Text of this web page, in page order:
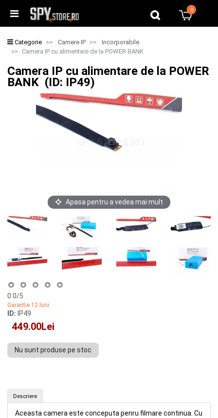
0
Categorie Camere IP
Incorporabile
Camera IP cu alimentare de la POWER BANK
Camera IP cu alimentare de la POWER
BANK (ID: IP49)
Apasa pentru a vedea mai mult
0.0/5
Garantie 12 luni.
ID: IP49
449.00Lei
Nu sunt produse pe stoc
Descriere
Aceasta camera este conceputa penru filmare continua. Cu